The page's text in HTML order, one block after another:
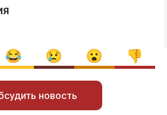
новость